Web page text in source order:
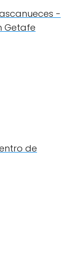
-
Getafe
de